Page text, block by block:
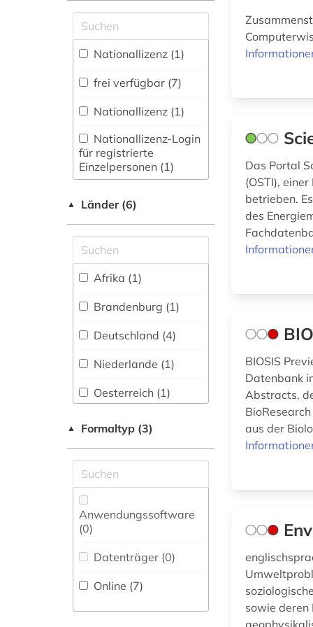
Musikwissenschaft
(0)
Natur- und
Umweltschutz (23)
Pädagogik (1)
Philosophie (0)
Physik (5)
Rechtswissenschaft
(1)
Technik (2)
Theologie und
Religionswissenschaften
(0)
Werkstoffwissenschaften
und Fertigungstechnik (1)
Wirtschaftswissenschaften
Wissenschaftskunde,
(2)
handbuch (1)
hydrologie (1)
immunologie (1)
informatik (2)
ingenieurwissenschaften
(1)
landwirtschaft (6)
lebensmittelindustrie
(1)
lexikon (1)
limnologie (1)
mathematik (2)
meeresbiologie (1)
mikrobiologie (5)
molekularbiologie (1)
montanwissenschaften
(1)
(3)
Zugriff vor Ort
Nationallizenz (1)
frei verfügbar (7)
Nationallizenz (1)
Nationallizenz-Login
für registrierte
Einzelpersonen (1)
▲ Länder (6)
Afrika (1)
Brandenburg (1)
Deutschland (4)
Niederlande (1)
Oesterreich (1)
Schweiz (1)
▲ Formaltyp (3)
Anwendungssoftware
(0)
Datenträger (0)
Online (7)
Das Portal
(OSTI),
betrieben.
des
BIOSIS
Datenbank
Abstracts,
aus der
sowie deren